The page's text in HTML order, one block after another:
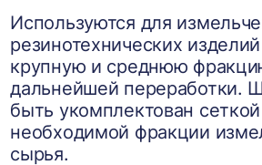
Используются для
резинотехнических
крупную и среднюю
дальнейшей переработки.
быть укомплектован
необходимой фракции
сырья.